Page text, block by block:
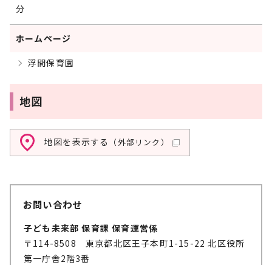
分
ホームページ
浮間保育園
地図
地図を表示する （外部リンク）
お問い合わせ
子ども未来部 保育課 保育運営係
〒114-8508 東京都北区王子本町1-15-22 北区役所
第一庁舎2階3番